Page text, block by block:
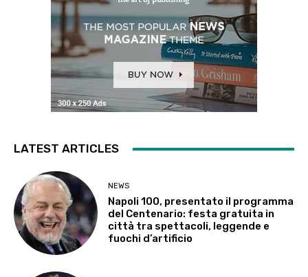
LATEST ARTICLES
NEWS
Napoli 100, presentato il programma
del Centenario: festa gratuita in
città tra spettacoli, leggende e
fuochi d’artificio